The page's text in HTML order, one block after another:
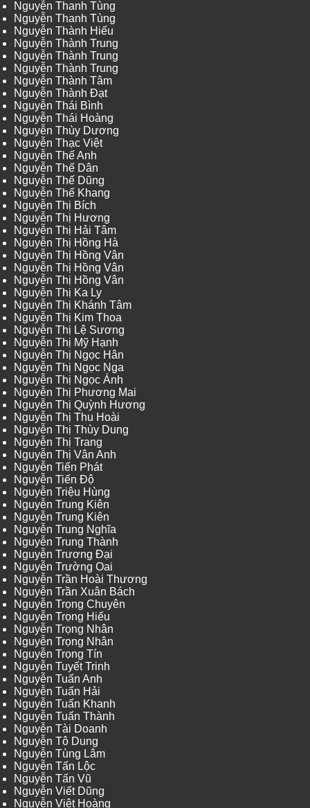
Nguyễn Thanh Tùng
Nguyễn Thanh Tùng
Nguyễn Thành Hiếu
Nguyễn Thành Trung
Nguyễn Thành Trung
Nguyễn Thành Trung
Nguyễn Thành Tâm
Nguyễn Thành Đạt
Nguyễn Thái Bình
Nguyễn Thái Hoàng
Nguyễn Thùy Dương
Nguyễn Thạc Việt
Nguyễn Thế Anh
Nguyễn Thế Dân
Nguyễn Thế Dũng
Nguyễn Thế Khang
Nguyễn Thị Bích
Nguyễn Thị Hương
Nguyễn Thị Hải Tâm
Nguyễn Thị Hồng Hà
Nguyễn Thị Hồng Vân
Nguyễn Thị Hồng Vân
Nguyễn Thị Hồng Vân
Nguyễn Thị Ka Ly
Nguyễn Thị Khánh Tâm
Nguyễn Thị Kim Thoa
Nguyễn Thị Lệ Sương
Nguyễn Thị Mỹ Hạnh
Nguyễn Thị Ngọc Hân
Nguyễn Thị Ngọc Nga
Nguyễn Thị Ngọc Ánh
Nguyễn Thị Phương Mai
Nguyễn Thị Quỳnh Hương
Nguyễn Thị Thu Hoài
Nguyễn Thị Thùy Dung
Nguyễn Thị Trang
Nguyễn Thị Vân Anh
Nguyễn Tiến Phát
Nguyễn Tiến Độ
Nguyễn Triệu Hùng
Nguyễn Trung Kiên
Nguyễn Trung Kiên
Nguyễn Trung Nghĩa
Nguyễn Trung Thành
Nguyễn Trương Đại
Nguyễn Trường Oai
Nguyễn Trần Hoài Thương
Nguyễn Trần Xuân Bách
Nguyễn Trọng Chuyên
Nguyễn Trọng Hiếu
Nguyễn Trọng Nhân
Nguyễn Trọng Nhân
Nguyễn Trọng Tín
Nguyễn Tuyết Trinh
Nguyễn Tuấn Anh
Nguyễn Tuấn Hải
Nguyễn Tuấn Khanh
Nguyễn Tuấn Thành
Nguyễn Tài Doanh
Nguyễn Tô Dung
Nguyễn Tùng Lâm
Nguyễn Tấn Lộc
Nguyễn Tấn Vũ
Nguyễn Viết Dũng
Nguyễn Việt Hoàng